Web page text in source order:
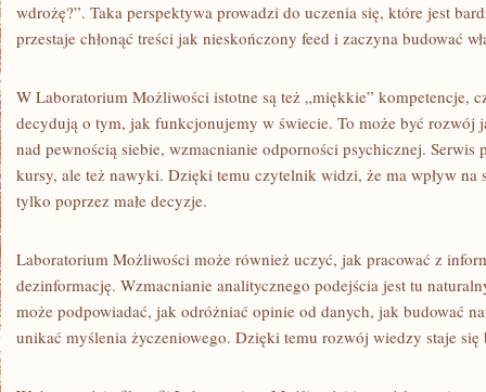
wdrożę?”. Taka perspektywa prowadzi do uczenia się, które jest
przestaje chłonąć treści jak nieskończony feed i zaczyna budować
W Laboratorium Możliwości istotne są też „miękkie” kompetencje,
decydują o tym, jak funkcjonujemy w świecie. To może być rozwój
nad pewnością siebie, wzmacnianie odporności psychicznej.
kursy, ale też nawyki. Dzięki temu czytelnik widzi, że ma wpływ na
tylko poprzez małe decyzje.
Laboratorium Możliwości może również uczyć, jak pracować z
dezinformację. Wzmacnianie analitycznego podejścia jest tu
może podpowiadać, jak odróżniać opinie od danych, jak budować
unikać myślenia życzeniowego. Dzięki temu rozwój wiedzy staje się